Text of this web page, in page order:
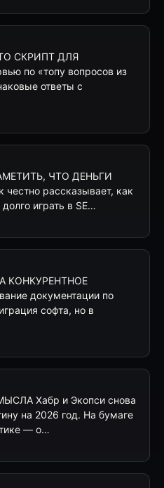
СКРИПТ ДЛЯ
по «топу вопросов из
ответы с
ЧТО ДЕНЬГИ
рассказывает, как
играть в SE…
КОНКУРЕНТНОЕ
документации по
софта, но в
Хабр и Экопси снова
на 2026 год. На бумаге
— о…